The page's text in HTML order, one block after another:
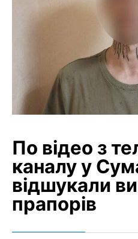
По відео з
каналу у
відшукали
прапорів